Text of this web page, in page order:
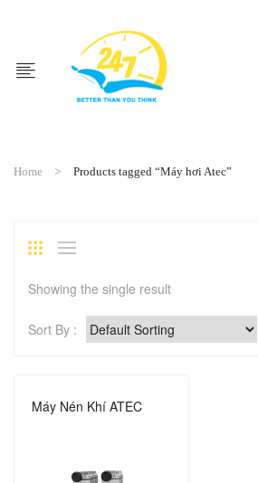
Home Products tagged “Máy hơi Atec”
Showing the single result
Sort By :
Máy Nén Khí ATEC